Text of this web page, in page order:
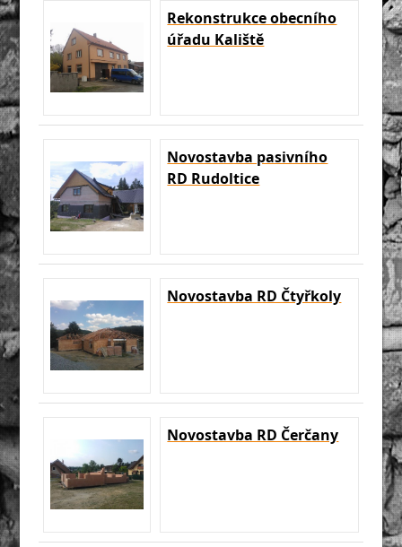
Rekonstrukce obecního
úřadu Kaliště
Novostavba pasivního
RD Rudoltice
Novostavba RD Čtyřkoly
Novostavba RD Čerčany